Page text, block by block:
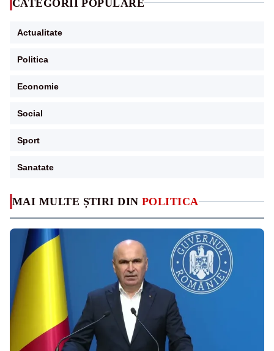
MAI MULTE ȘTIRI DIN POLITICA
CATEGORII POPULARE
Actualitate
Politica
Economie
Social
Sport
Sanatate